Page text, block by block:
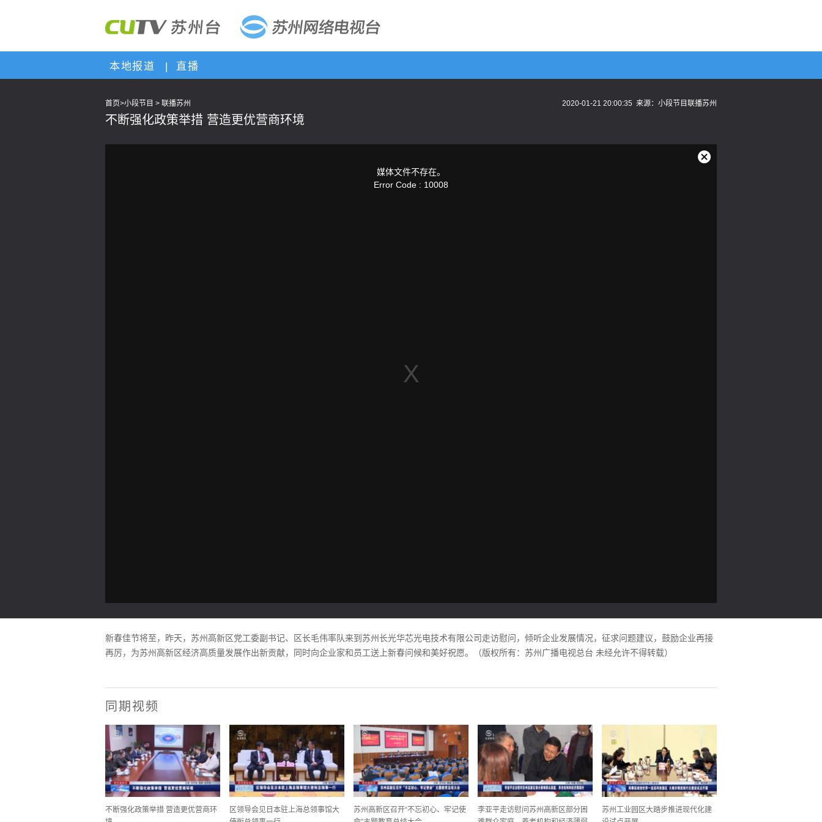
本地报道 | 直播
首页>小段节目 > 联播苏州 2020-01-21 20:00:35 来源： 小段节目联播苏州
不断强化政策举措 营造更优营商环境
媒体文件不存在。
Error Code : 10008
关
新春佳节将至，昨天，苏州高新区党工委副书记、区长毛伟率队来到苏州长光华芯光电技术有限公司走访慰问，倾听企业发展情况，征求问题建议，鼓励企业再接
再厉，为苏州高新区经济高质量发展作出新贡献，同时向企业家和员工送上新春问候和美好祝愿。（版权所有：苏州广播电视总台 未经允许不得转载）
同期视频
不断强化政策举措 营造更优营商环
区领导会见日本驻上海总领事馆大
苏州高新区召开“不忘初心、牢记使
李亚平走访慰问苏州高新区部分困
苏州工业园区大踏步推进现代化建